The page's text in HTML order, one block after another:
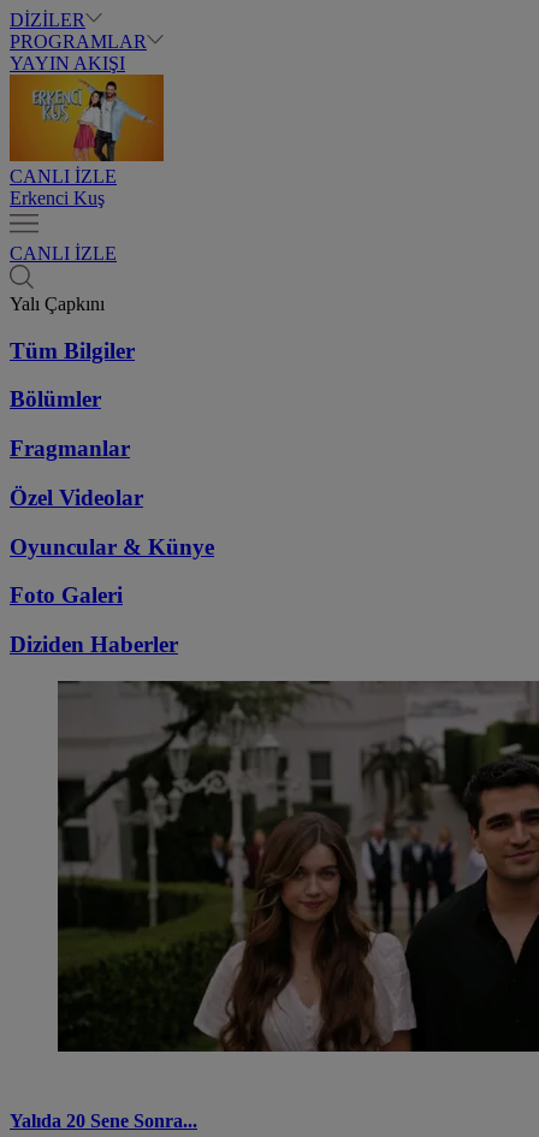
DİZİLER
PROGRAMLAR
YAYIN AKIŞI
CANLI İZLE
Erkenci Kuş
CANLI İZLE
Yalı Çapkını
Tüm Bilgiler
Bölümler
Fragmanlar
Özel Videolar
Oyuncular & Künye
Foto Galeri
Diziden Haberler
Yalıda 20 Sene Sonra...